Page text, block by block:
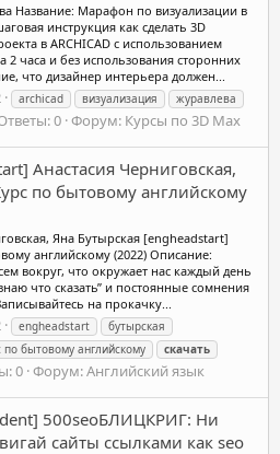
Название: Марафон по визуализации в
инструкция как сделать 3D
в ARCHICAD с использованием
2 часа и без использования сторонних
что дизайнер интерьера должен...
archicad визуализация
журавлева
0 Форум: Курсы по 3D Max
Анастасия Черниговская,
по бытовому английскому
Яна Бутырская [engheadstart]
английскому (2022) Описание:
вокруг, что окружает нас каждый день
что сказать” и постоянные сомнения
на прокачку...
engheadstart
бутырская
по бытовому английскому
скачать
0 Форум:Английский язык
500seoБЛИЦКРИГ: Ни
сайты ссылками как seo